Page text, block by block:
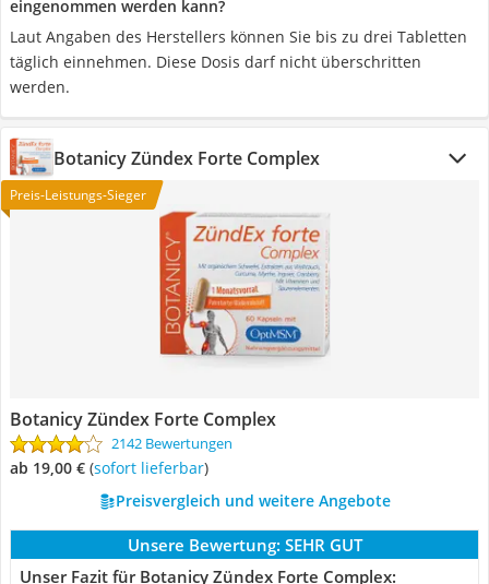
eingenommen werden kann?
Laut Angaben des Herstellers können Sie bis zu drei Tabletten
täglich einnehmen. Diese Dosis darf nicht überschritten
werden.
Botanicy Zündex Forte Complex
Preis-Leistungs-Sieger
Botanicy Zündex Forte Complex
2142 Bewertungen
ab 19,00 € ( Sofort lieferbar)
Preisvergleich und weitere Angebote
Unsere Bewertung: SEHR GUT
Unser Fazit für Botanicy Zündex Forte Complex: